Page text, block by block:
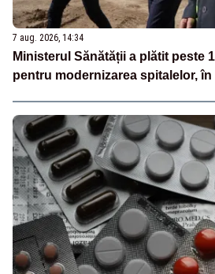
7 aug. 2026, 14:34
Ministerul Sănătății a plătit peste
pentru modernizarea spitalelor,